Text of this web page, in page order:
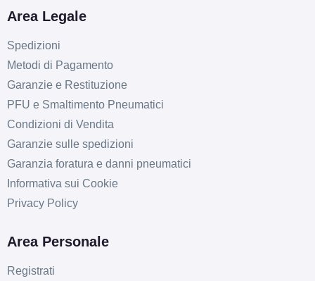
Area Legale
Spedizioni
Metodi di Pagamento
Garanzie e Restituzione
PFU e Smaltimento Pneumatici
Condizioni di Vendita
Garanzie sulle spedizioni
Garanzia foratura e danni pneumatici
Informativa sui Cookie
Privacy Policy
Area Personale
Registrati